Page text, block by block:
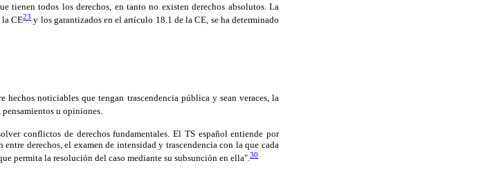
tienen todos los derechos, en tanto no existen derechos absolutos. La
la CE23y los garantizados en el artículo 18.1 de la CE, se ha determinado
hechos noticiables que tengan trascendencia pública y sean veraces, la
u opiniones.
conflictos de derechos fundamentales. El TS español entiende por
derechos, el examen de intensidad y trascendencia con la que cada
permita la resolución del caso mediante su subsunción en ella".30